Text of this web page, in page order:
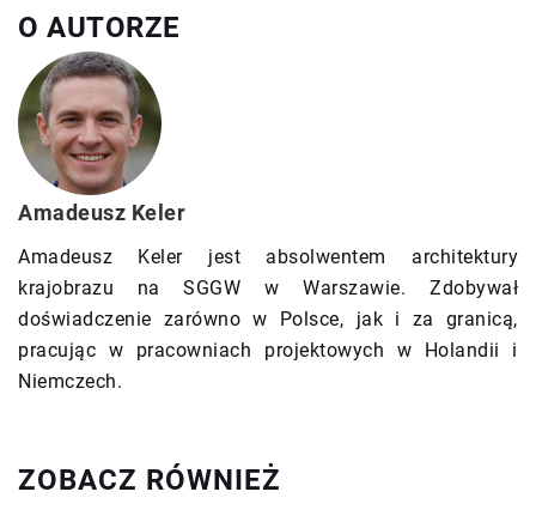
O AUTORZE
Amadeusz Keler
Amadeusz Keler jest absolwentem architektury
krajobrazu na SGGW w Warszawie. Zdobywał
doświadczenie zarówno w Polsce, jak i za granicą,
pracując w pracowniach projektowych w Holandii i
Niemczech.
ZOBACZ RÓWNIEŻ